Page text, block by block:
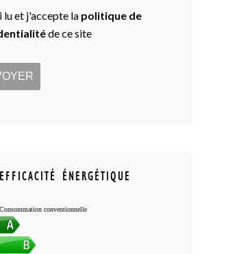
lu et j'accepte la politique de
de ce site
EFFICACITÉ ÉNERGÉTIQUE
conventionnelle